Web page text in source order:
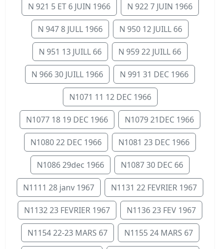
N 921 5 ET 6 JUIN 1966 N 922 7 JUIN 1966
N 947 8 JULL 1966 N 950 12 JUILL 66
N 951 13 JUILL 66 N 959 22 JUILL 66
N 966 30 JUILL 1966 N 991 31 DEC 1966
N1071 11 12 DEC 1966
N1077 18 19 DEC 1966 N1079 21DEC 1966
N1080 22 DEC 1966 N1081 23 DEC 1966
N1086 29dec 1966 N1087 30 DEC 66
N1111 28 janv 1967 N1131 22 FEVRIER 1967
N1132 23 FEVRIER 1967 N1136 23 FEV 1967
N1154 22-23 MARS 67 N1155 24 MARS 67